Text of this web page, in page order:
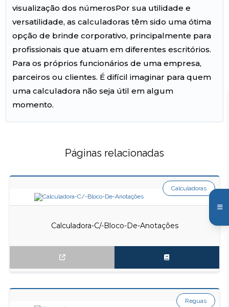
visualização dos númerosPor sua utilidade e
versatilidade, as calculadoras têm sido uma ótima
opção de brinde corporativo, principalmente para
profissionais que atuam em diferentes escritórios.
Para os próprios funcionários de uma empresa,
parceiros ou clientes. É difícil imaginar para quem
uma calculadora não seja útil em algum
momento.
Páginas relacionadas
Calculadora-C/-Bloco-De-Anotações
Calculadoras
Reguas